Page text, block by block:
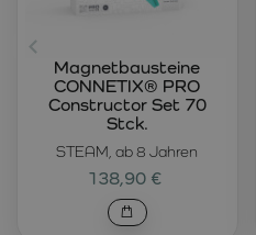
STEAM, ab 8 Jahren
Magnetbausteine
CONNETIX® PRO
Constructor Set 70
Stck.
138,90 €